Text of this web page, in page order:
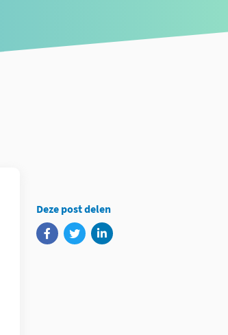
Deze post delen